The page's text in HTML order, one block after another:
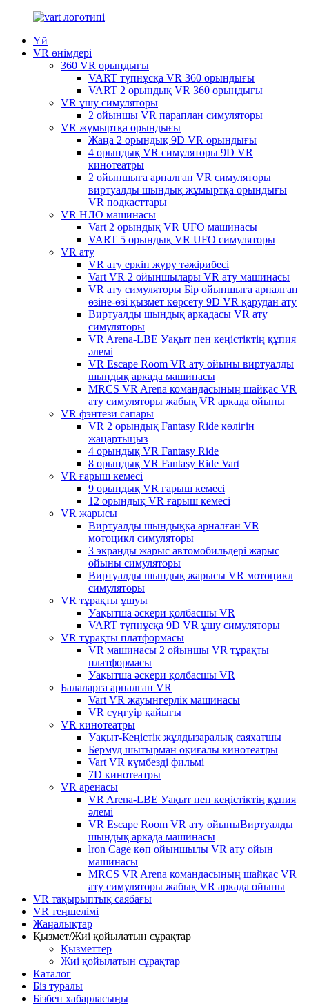
Үй
VR өнімдері
360 VR орындығы
VART түпнұсқа VR 360 орындығы
VART 2 орындық VR 360 орындығы
VR ұшу симуляторы
2 ойыншы VR параплан симуляторы
VR жұмыртқа орындығы
Жаңа 2 орындық 9D VR орындығы
4 орындық VR симуляторы 9D VR
кинотеатры
2 ойыншыға арналған VR симуляторы
виртуалды шындық жұмыртқа орындығы
VR подкасттары
VR НЛО машинасы
Vart 2 орындық VR UFO машинасы
VART 5 орындық VR UFO симуляторы
VR ату
VR ату еркін жүру тәжірибесі
Vart VR 2 ойыншылары VR ату машинасы
VR ату симуляторы Бір ойыншыға арналған
өзіне-өзі қызмет көрсету 9D VR қарудан ату
Виртуалды шындық аркадасы VR ату
симуляторы
VR Arena-LBE Уақыт пен кеңістіктің құпия
әлемі
VR Escape Room VR ату ойыны виртуалды
шындық аркада машинасы
MRCS VR Arena командасының шайқас VR
ату симуляторы жабық VR аркада ойыны
VR фэнтези сапары
VR 2 орындық Fantasy Ride көлігін
жаңартыңыз
4 орындық VR Fantasy Ride
8 орындық VR Fantasy Ride Vart
VR ғарыш кемесі
9 орындық VR ғарыш кемесі
12 орындық VR ғарыш кемесі
VR жарысы
Виртуалды шындыққа арналған VR
мотоцикл симуляторы
3 экранды жарыс автомобильдері жарыс
ойыны симуляторы
Виртуалды шындық жарысы VR мотоцикл
симуляторы
VR тұрақты ұшуы
Уақытша әскери қолбасшы VR
VART түпнұсқа 9D VR ұшу симуляторы
VR тұрақты платформасы
VR машинасы 2 ойыншы VR тұрақты
платформасы
Уақытша әскери қолбасшы VR
Балаларға арналған VR
Vart VR жауынгерлік машинасы
VR сүңгуір қайығы
VR кинотеатры
Уақыт-Кеңістік жұлдызаралық саяхатшы
Бермуд шытырман оқиғалы кинотеатры
Vart VR күмбезді фильмі
7D кинотеатры
VR аренасы
VR Arena-LBE Уақыт пен кеңістіктің құпия
әлемі
VR Escape Room VR ату ойыныВиртуалды
шындық аркада машинасы
lron Cage көп ойыншылы VR ату ойын
машинасы
MRCS VR Arena командасының шайқас VR
ату симуляторы жабық VR аркада ойыны
VR тақырыптық саябағы
VR теңшелімі
Жаңалықтар
Қызмет/Жиі қойылатын сұрақтар
Қызметтер
Жиі қойылатын сұрақтар
Каталог
Біз туралы
Бізбен хабарласыңы